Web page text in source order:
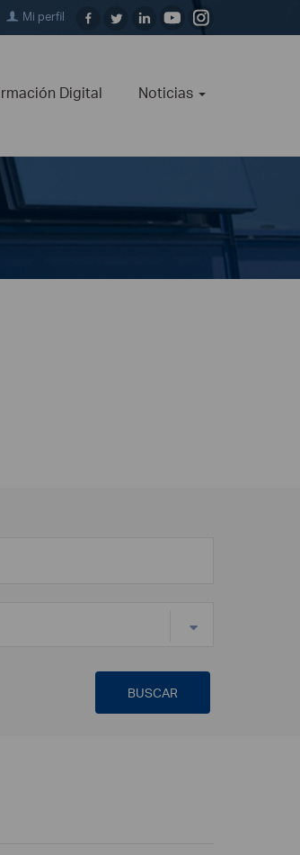
Mi perfil
Digital Noticias
BUSCAR